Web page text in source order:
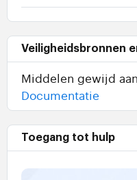
Veiligheidsbronnen
Middelen gewijd
Documentatie
Toegang tot hulp